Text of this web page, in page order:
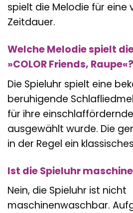
spielt die Melodie für eine
Zeitdauer.
Welche Melodie spielt
»COLOR Friends, Raupe«?
Die Spieluhr spielt eine
beruhigende
für ihre
ausgewählt wurde. Die
in der Regel ein
Ist die Spieluhr
Nein, die Spieluhr ist nicht
maschinenwaschbar.